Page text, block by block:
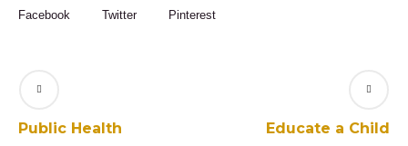
Facebook Twitter Pinterest
Public Health Educate a Child